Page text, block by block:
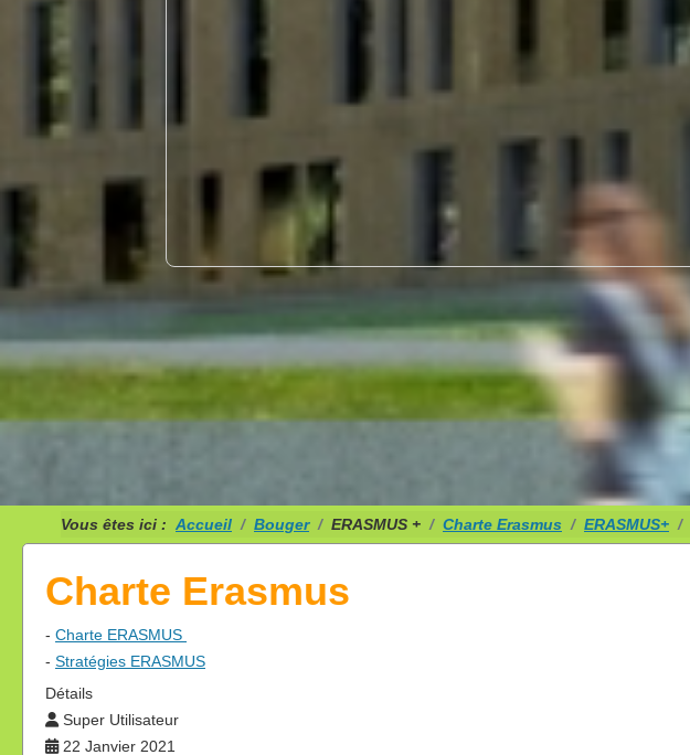
Vous êtes ici : Accueil Bouger ERASMUS + Charte Erasmus ERASMUS+
Charte Erasmus
- Charte ERASMUS
- Stratégies ERASMUS
Détails
Super Utilisateur
22 Janvier 2021